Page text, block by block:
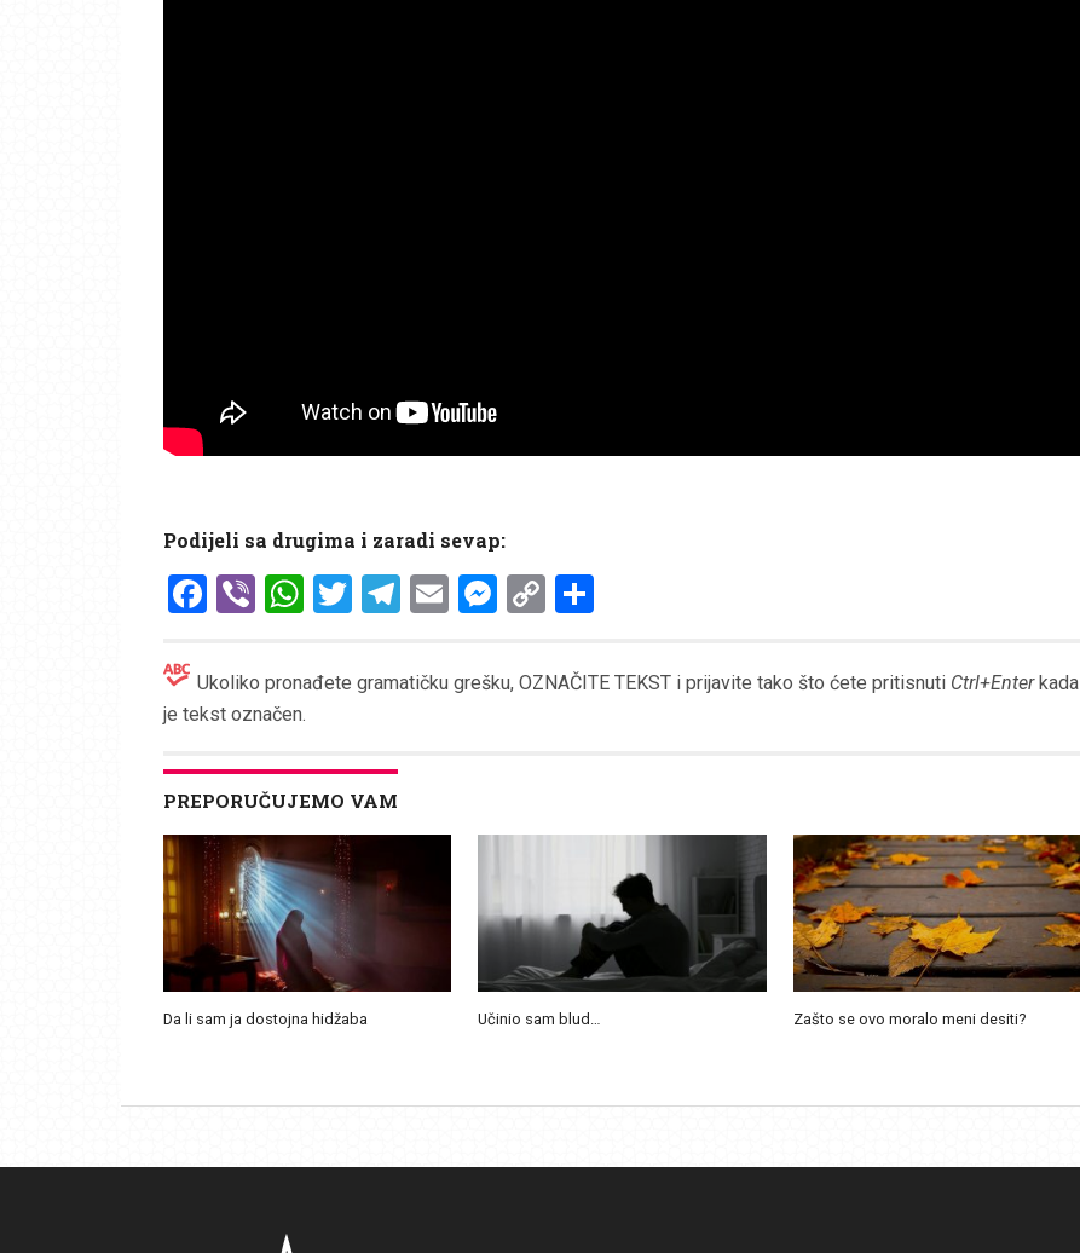
Podijeli sa drugima i zaradi sevap:
Facebook
ViberWhatsApp
Twitter
Telegram
EmailMessenger
CopyShare
Ukoliko pronađete gramatičku grešku, OZNAČITE TEKST i prijavite tako što ćete pritisnuti Ctrl+Enterkada
je tekst označen.
PREPORUČUJEMO VAM
Da li sam ja dostojna hidžaba Učinio sam blud… Zašto se ovo moralo meni desiti?